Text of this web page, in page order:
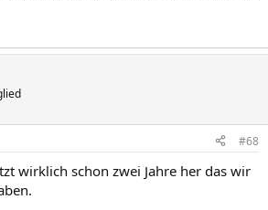
#68
wirklich schon zwei Jahre her das wir